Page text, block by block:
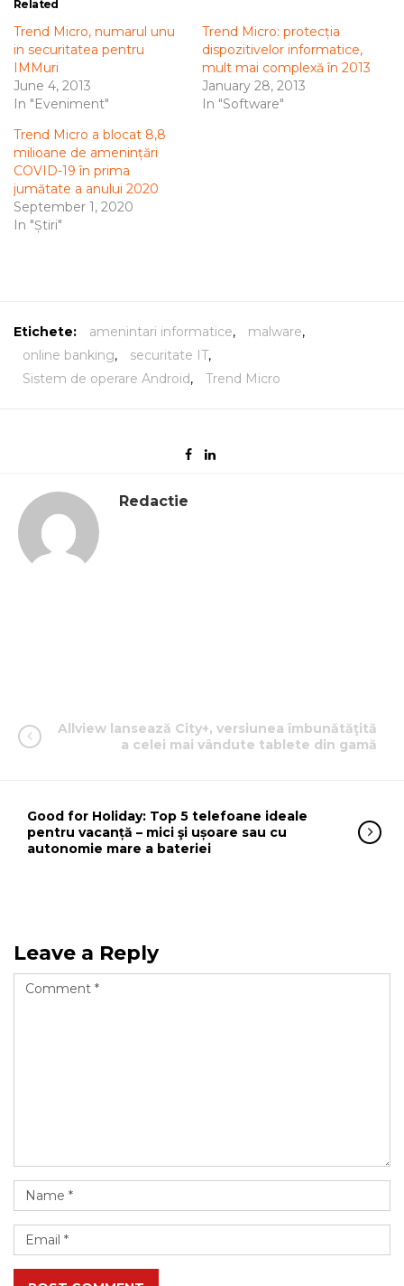
Related
Trend Micro, numarul unu
in securitatea pentru
IMMuri
June 4, 2013
In "Eveniment"
Trend Micro: protecția
dispozitivelor informatice,
mult mai complexă în 2013
January 28, 2013
In "Software"
Trend Micro a blocat 8,8
milioane de amenințări
COVID-19 în prima
jumătate a anului 2020
September 1, 2020
In "Știri"
Etichete: amenintari informatice, malware,
online banking, securitate IT,
Sistem de operare Android, Trend Micro
Redactie
Allview lansează City+, versiunea îmbunătăţită
a celei mai vândute tablete din gamă
Good for Holiday: Top 5 telefoane ideale
pentru vacanță – mici şi ușoare sau cu
autonomie mare a bateriei
Leave a Reply